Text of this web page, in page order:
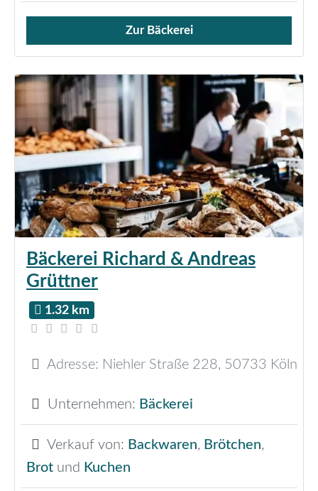
Verkauf von Brötchen,
Zur Bäckerei
Bäckerei Richard & Andreas
Grüttner
1.32 km
Adresse: Niehler Straße 228, 50733 Köln
Unternehmen: Bäckerei
Verkauf von: Backwaren, Brötchen,
Brot und Kuchen